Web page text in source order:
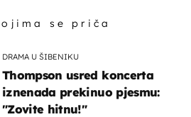
se priča
DRAMA U ŠIBENIKU
Thompson usred koncerta
iznenada prekinuo pjesmu:
"Zovite hitnu!"